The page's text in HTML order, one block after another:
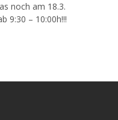
noch am 18.3.
9:30 – 10:00h!!!